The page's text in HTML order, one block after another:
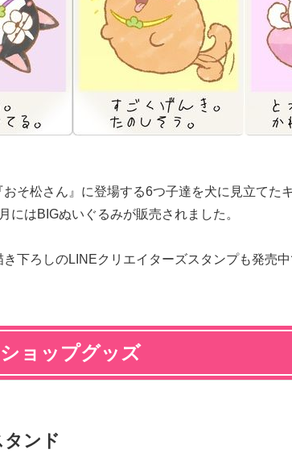
おそ松さん』に登場する6つ子達を犬に見立てた
にはBIGぬいぐるみが販売されました。
き下ろしのLINEクリエイターズスタンプも発売中
ョップグッズ
ンド